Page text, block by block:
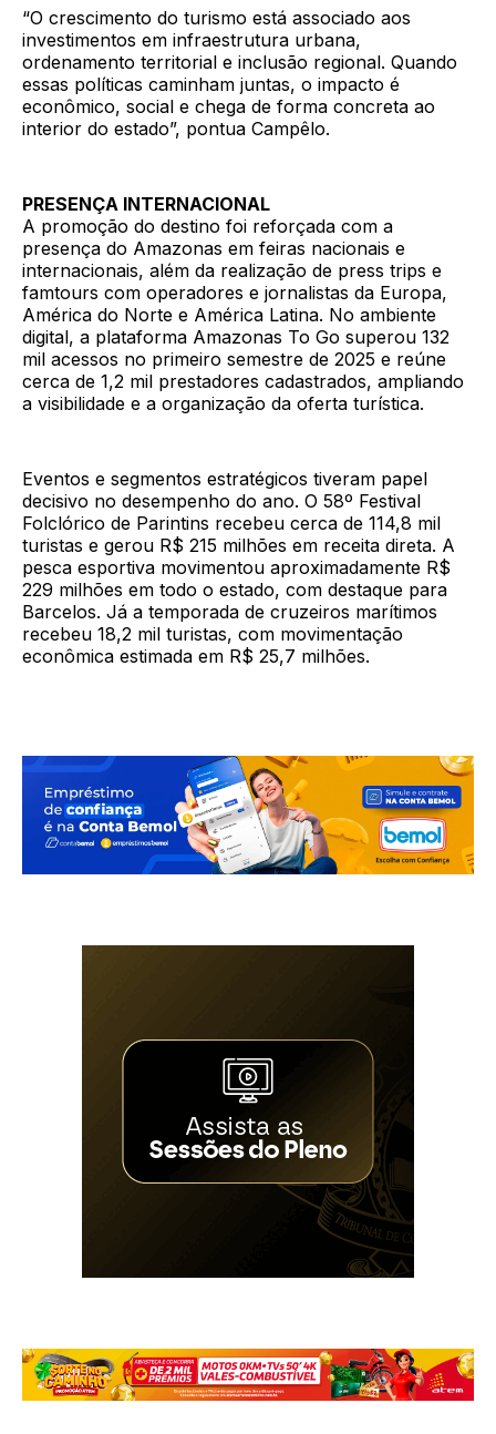
“O crescimento do turismo está associado aos
investimentos em infraestrutura urbana,
ordenamento territorial e inclusão regional. Quando
essas políticas caminham juntas, o impacto é
econômico, social e chega de forma concreta ao
interior do estado”, pontua Campêlo.
PRESENÇA INTERNACIONAL
A promoção do destino foi reforçada com a
presença do Amazonas em feiras nacionais e
internacionais, além da realização de press trips e
famtours com operadores e jornalistas da Europa,
América do Norte e América Latina. No ambiente
digital, a plataforma Amazonas To Go superou 132
mil acessos no primeiro semestre de 2025 e reúne
cerca de 1,2 mil prestadores cadastrados, ampliando
a visibilidade e a organização da oferta turística.
Eventos e segmentos estratégicos tiveram papel
decisivo no desempenho do ano. O 58º Festival
Folclórico de Parintins recebeu cerca de 114,8 mil
turistas e gerou R$ 215 milhões em receita direta. A
pesca esportiva movimentou aproximadamente R$
229 milhões em todo o estado, com destaque para
Barcelos. Já a temporada de cruzeiros marítimos
recebeu 18,2 mil turistas, com movimentação
econômica estimada em R$ 25,7 milhões.